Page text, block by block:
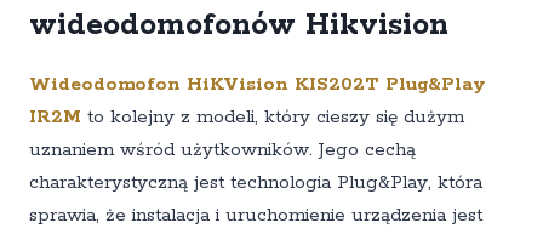
wideodomofonów Hikvision
Wideodomofon HiKVision KIS202T Plug&Play
IR2M to kolejny z modeli, który cieszy się dużym
uznaniem wśród użytkowników. Jego cechą
charakterystyczną jest technologia Plug&Play, która
sprawia, że instalacja i uruchomienie urządzenia jest